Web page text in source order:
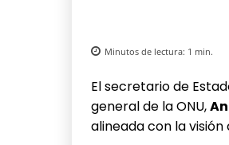
Minutos de lectura: 1 min.
El secretario de
general de la ONU,
alineada con la visión